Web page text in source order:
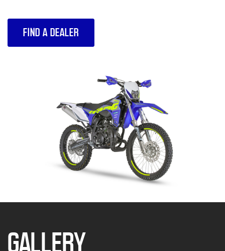
FIND A DEALER
GALLERY